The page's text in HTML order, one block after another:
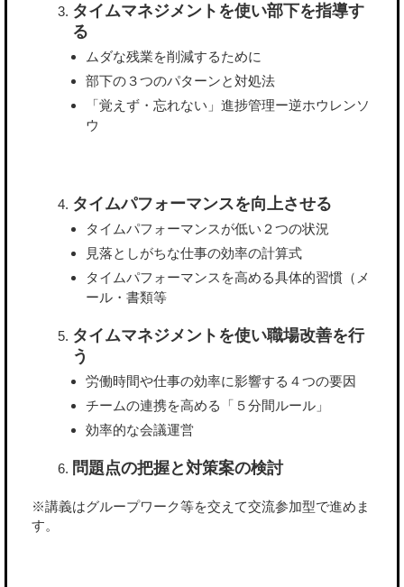
タイムマネジメントを使い部下を指導す
る
ムダな残業を削減するために
部下の３つのパターンと対処法
「覚えず・忘れない」進捗管理ー逆ホウレンソ
ウ
タイムパフォーマンスを向上させる
タイムパフォーマンスが低い２つの状況
見落としがちな仕事の効率の計算式
タイムパフォーマンスを高める具体的習慣（メ
ール・書類等
タイムマネジメントを使い職場改善を行
う
労働時間や仕事の効率に影響する４つの要因
チームの連携を高める「５分間ルール」
効率的な会議運営
問題点の把握と対策案の検討
※講義はグループワーク等を交えて交流参加型で進めま
す。